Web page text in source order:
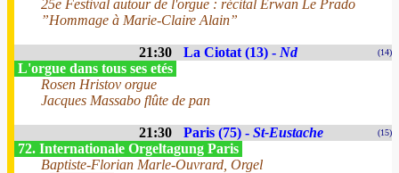
25e Festival autour de l'orgue : récital Erwan Le Prado
”Hommage à Marie-Claire Alain”
21:30 La Ciotat (13) - Nd (14)
L'orgue dans tous ses etés
Rosen Hristov orgue
Jacques Massabo flûte de pan
21:30 Paris (75) - St-Eustache (15)
72. Internationale Orgeltagung Paris
Baptiste-Florian Marle-Ouvrard, Orgel